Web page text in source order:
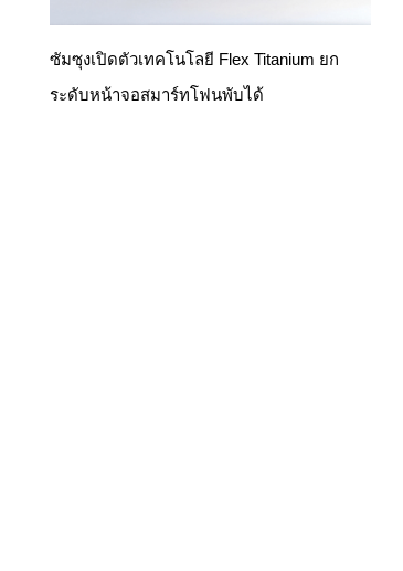
ซัมซุงเปิดตัวเทคโนโลยี Flex Titanium ยก
ระดับหน้าจอสมาร์ทโฟนพับได้